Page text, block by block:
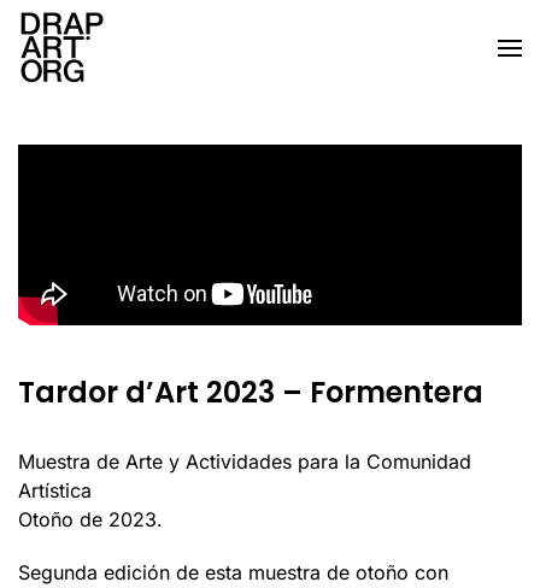
Ir al contenido principal
Tardor d’Art 2023 – Formentera
Muestra de Arte y Actividades para la Comunidad
Artística
Otoño de 2023.
Segunda edición de esta muestra de otoño con